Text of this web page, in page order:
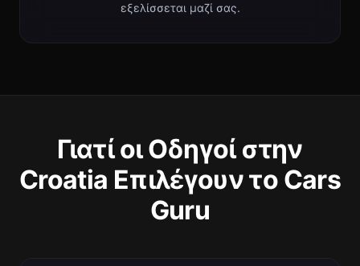
εξελίσσεται μαζί σας.
Γιατί οι Οδηγοί στην
Croatia Επιλέγουν το Cars
Guru